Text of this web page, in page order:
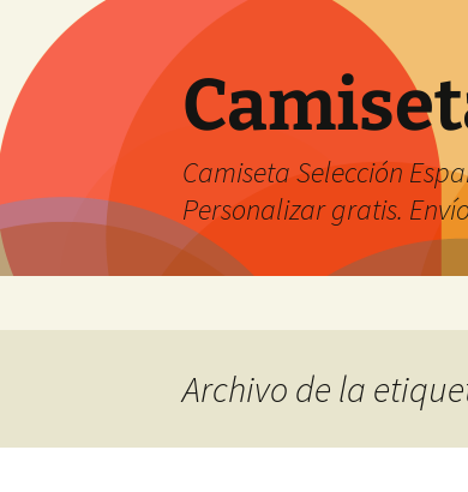
Camiseta Selección
Personalizar gratis.
Archivo de la